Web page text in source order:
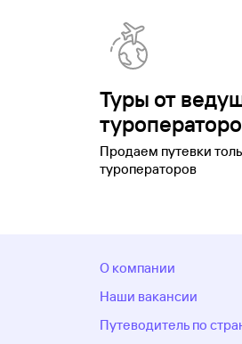
Туры от
Продаем путевки
туроператоров
О компании
Наши вакансии
Путеводитель по